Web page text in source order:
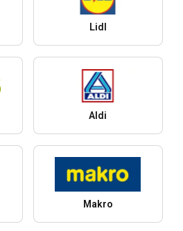
Lidl
Aldi
Makro